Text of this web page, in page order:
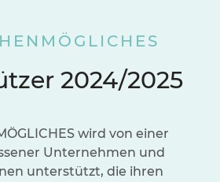
2024/2025
wird von einer
Unternehmen und
unterstützt, die ihren